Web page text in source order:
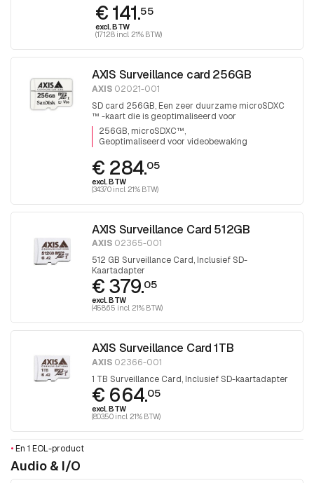
€ 141.55
excl. BTW
(171.28 incl. 21% BTW)
AXIS Surveillance card 256GB
AXIS 02021-001
SD card 256GB, Een zeer duurzame microSDXC
™ -kaart die is geoptimaliseerd voor
videobewaking.
256GB, microSDXC™
Geoptimaliseerd voor videobewaking
€ 284.05
excl. BTW
(343.70 incl. 21% BTW)
AXIS Surveillance Card 512GB
AXIS 02365-001
512 GB Surveillance Card, Inclusief SD-
Kaartadapter
€ 379.05
excl. BTW
(458.65 incl. 21% BTW)
AXIS Surveillance Card 1TB
AXIS 02366-001
1 TB Surveillance Card, Inclusief SD-kaartadapter
€ 664.05
excl. BTW
(803.50 incl. 21% BTW)
• En 1 EOL-product
Audio & I/O